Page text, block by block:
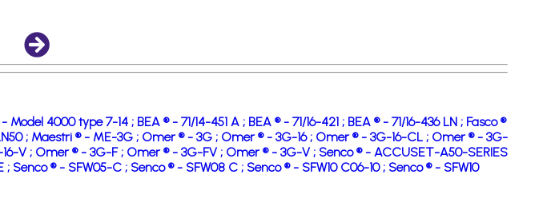
- Model 4000 type 7-14 ; BEA ® - 71/14-451 A ; BEA ® - 71/16-421 ; BEA ® - 71/16-436 LN ; Fasco ®
; Maestri ® - ME-3G ; Omer ® - 3G ; Omer ® - 3G-16 ; Omer ® - 3G-16-CL ; Omer ® - 3G-
V ; Omer ® - 3G-F ; Omer ® - 3G-FV ; Omer ® - 3G-V ; Senco ® - ACCUSET-A50-SERIES
; Senco ® - SFW05-C ; Senco ® - SFW08 C ; Senco ® - SFW10 C06-10 ; Senco ® - SFW10